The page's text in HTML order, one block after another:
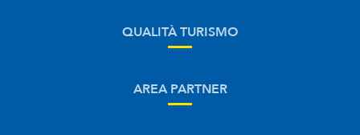
QUALITÀ TURISMO
AREA PARTNER